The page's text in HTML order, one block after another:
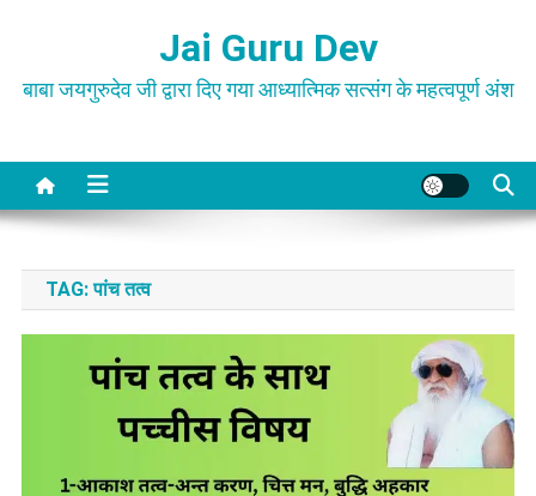
content
Jai Guru Dev
बाबा जयगुरुदेव जी द्वारा दिए गया आध्यात्मिक सत्संग के महत्वपूर्ण अंश
TAG:पांच तत्व